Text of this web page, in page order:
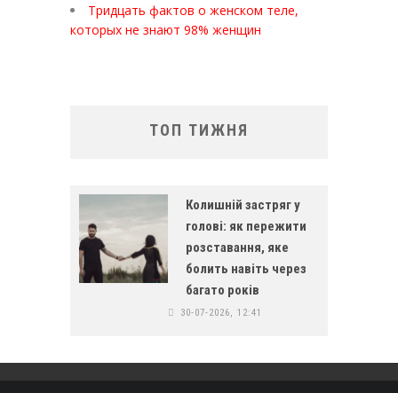
Тридцать фактов о женском теле,
которых не знают 98% женщин
ТОП ТИЖНЯ
Колишній застряг у
голові: як пережити
розставання, яке
болить навіть через
багато років
30-07-2026, 12:41